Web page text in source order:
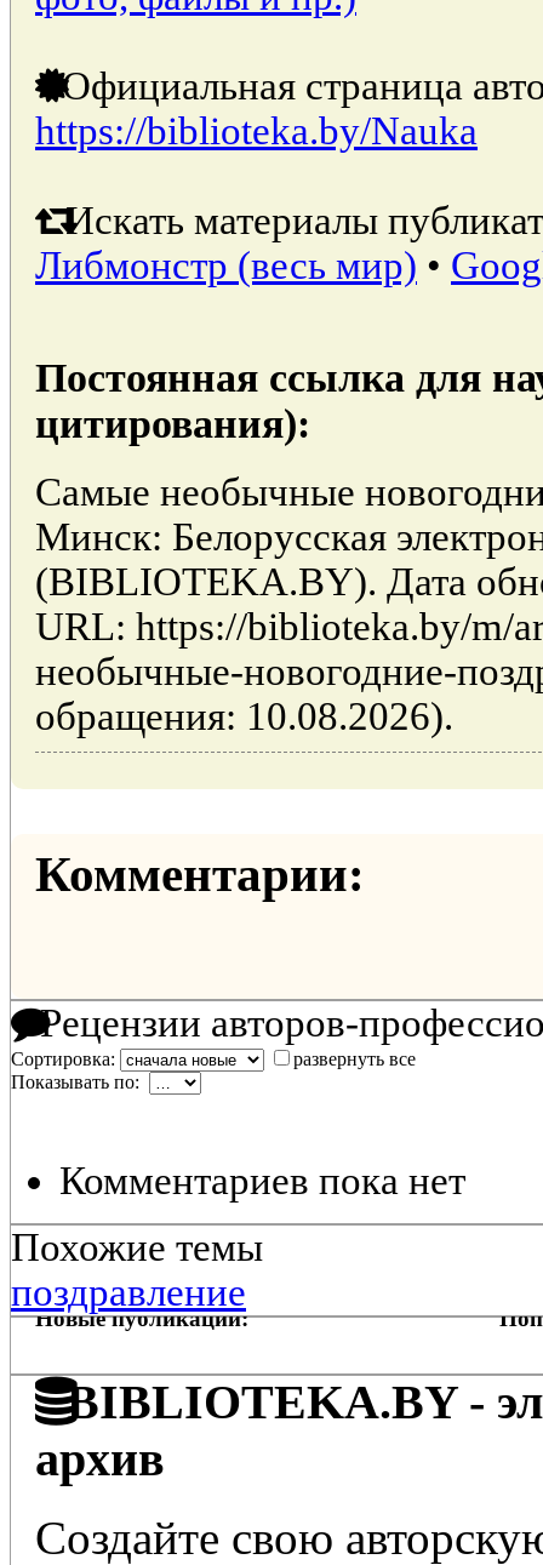
Официальная страница
https://biblioteka.by/Nauka
Искать материалы
Либмонстр (весь мир) •
Постоянная ссылка для
цитирования):
Самые необычные
Минск: Белорусская
(BIBLIOTEKA.BY). Дата
URL: https://biblioteka.by/m/
необычные-новогодние-
обращения: 10.08.2026).
Комментарии:
Рецензии авторов-
Сортировка:
развернуть все
Показывать по:
Комментариев пока нет
Похожие темы
поздравление
Новые публикации:
BIBLIOTEKA.BY -
архив
Создайте свою